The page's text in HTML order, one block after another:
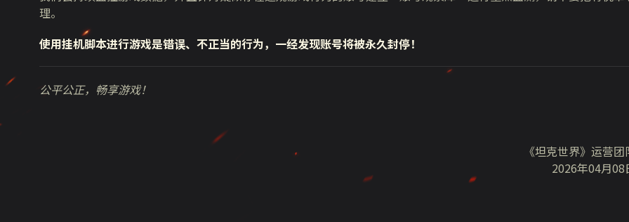
理。
使用挂机脚本进行游戏是错误、不正当的行为，一经发现账号将被永久封停！
公平公正，畅享游戏！
《坦克世界》运营团
2026年04月08